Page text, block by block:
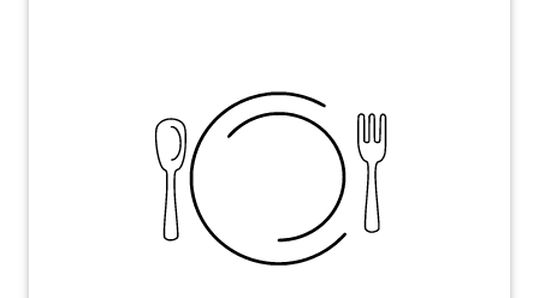
ofercie dostępne są różnorodne warianty, w
tym kawy z dodatkiem aromatów, takich jak
wanilia, karmel czy czekolada, co pozwala na
odkrywanie nowych doznań smakowych.
W kategorii “Kawa rozpuszczalna” znajdziesz